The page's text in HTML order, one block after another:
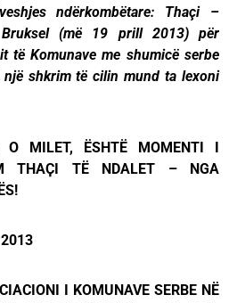
ndërkombëtare: Thaçi –
(më 19 prill 2013) për
të Komunave me shumicë serbe
një shkrim të cilin mund ta lexoni
O MILET, ËSHTË MOMENTI I
THAҪI TË NDALET – NGA
I KOMUNAVE SERBE NË